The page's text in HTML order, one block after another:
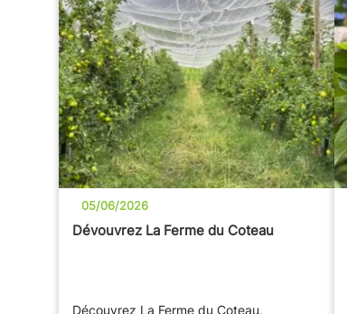
05/06/2026
Dévouvrez La Ferme du Coteau
Découvrez La Ferme du Coteau,